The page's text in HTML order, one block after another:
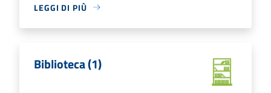
LEGGI DI PIÙ
Biblioteca (1)